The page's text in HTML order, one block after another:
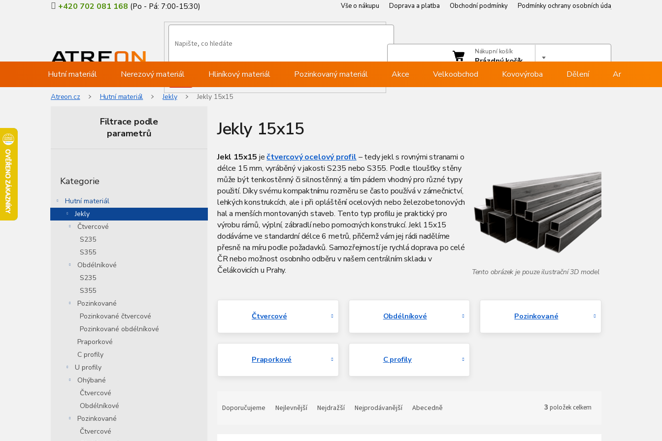
+420 702 081 168 Vše o nákupu Doprava a platba Obchodní podmínky Podmínky ochrany osobních údajů
Přihlásit se
Nákupní košík
Prázdný košík
Hutní materiál Nerezový materiál Hliníkový materiál Pozinkovaný materiál Akce Velkoobchod Kovovýroba Dělení Armovna
Atreon.cz Hutní materiál Jekly Jekly 15x15
Filtrace podle
parametrů
a
n
kategorie
Kategorie
Hutní materiál
Jekly
Čtvercové
S235
S355
Obdélníkové
S235
S355
Pozinkované
Pozinkované čtvercové
Pozinkované obdélníkové
Praporkové
C profily
U profily
Ohýbané
Čtvercové
Obdélníkové
Pozinkované
Čtvercové
Jekly 15x15
Jekl 15x15 ječtvercový ocelový profil – tedy jekl s rovnými stranami o
délce 15 mm, vyráběný v jakosti S235 nebo S355. Podle tloušťky stěny
může být tenkostěnný či silnostěnný, a tím pádem vhodný pro různé typy
použití. Díky svému kompaktnímu rozměru se často používá v zámečnictví,
lehkých konstrukcích, ale i při opláštění ocelových nebo železobetonových
hal a menších montovaných staveb. Tento typ profilu je praktický pro
výrobu rámů, výplní, zábradlí nebo pomocných konstrukcí. Jekl 15x15
dodáváme ve standardní délce 6 metrů, přičemž vám jej rádi nadělíme
přesně na míru podle požadavků. Samozřejmostí je rychlá doprava po celé
ČR nebo možnost osobního odběru v našem centrálním skladu v
Čelákovicích u Prahy.
Čtvercové Obdélníkové Pozinkované
Praporkové C profily
Doporučujeme Nejlevnější Nejdražší Nejprodávanější Abecedně 3 položek celkem